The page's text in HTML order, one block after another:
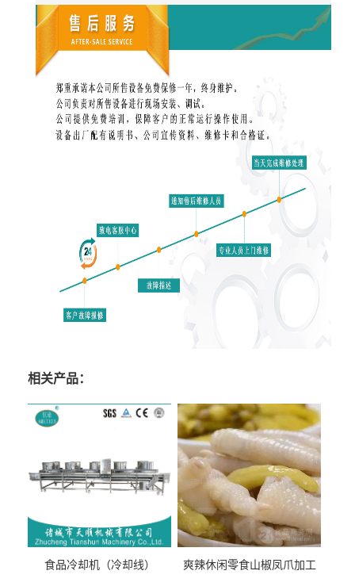
相关产品：
食品冷却机（冷却线）
爽辣休闲零食山椒凤爪加工